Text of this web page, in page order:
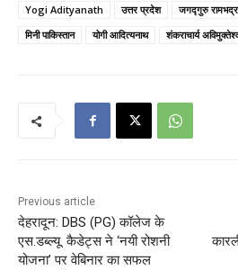
Yogi Adityanath उत्तर प्रदेश जगद्गुरु
मिनी पाकिस्तान
योगी आदित्यनाथ शंकराचार्य
Previous article
देहरादून: DBS (PG)​ कॉलेज के
एस.डब्ल्यू. कैडेट्स ने ‘नयी रोशनी
योजना’ पर वेबिनार का सफल